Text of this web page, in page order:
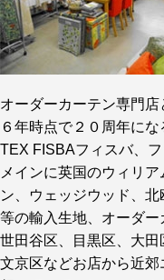
オーダーカーテン専門店
６年時点で２０周年に
TEX FISBAフィスバ、
メインに英国のウィリ
ン、ウェッジウッド、
等の輸入生地、オーダー
世田谷区、目黒区、大田
文京区などお店から近